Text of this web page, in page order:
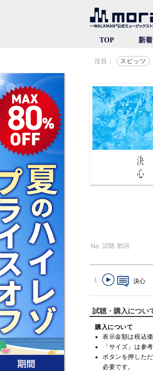
TOP 新着
注目： スピッツ
No. 試聴 歌詞
1 決心
試聴・購入につい
購入について
表示金額は税込
「サイズ」は参
ボタンを押した
必要です。